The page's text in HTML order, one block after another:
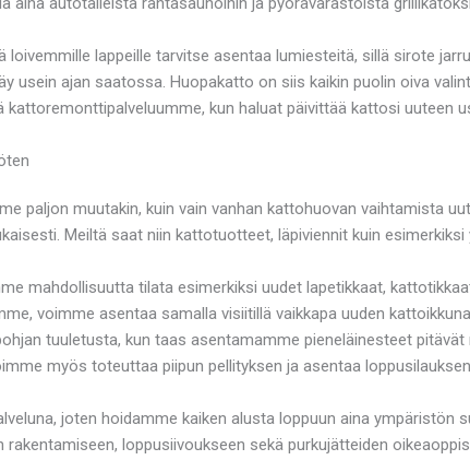
lappeille tarvitse asentaa lumiesteitä, sillä sirote
usein ajan saatossa. Huopakatto on siis kaikin puolin oiva
kun haluat päivittää kattosi uuteen
paljon muutakin, kuin vain vanhan kattohuovan vaihtamista
Meiltä saat niin kattotuotteet, läpiviennit kuin esimerkiksi
mahdollisuutta tilata esimerkiksi uudet lapetikkaat,
voimme asentaa samalla visiitillä vaikkapa uuden
tuuletusta, kun taas asentamamme pieneläinesteet
myös toteuttaa piipun pellityksen ja asentaa
joten hoidamme kaiken alusta loppuun aina ympäristön
loppusiivoukseen sekä purkujätteiden